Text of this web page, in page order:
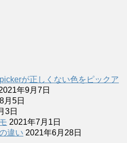
が正しくない色をピックア
年9月7日
月5日
3日
2021年7月1日
違い 2021年6月28日